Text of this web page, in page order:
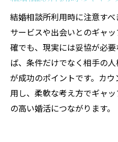
結婚相談所利用時に注意す
サービスや出会いとのギャ
確でも、現実には妥協が必
ば、条件だけでなく相手の
が成功のポイントです。カ
用し、柔軟な考え方でギャ
の高い婚活につながります。